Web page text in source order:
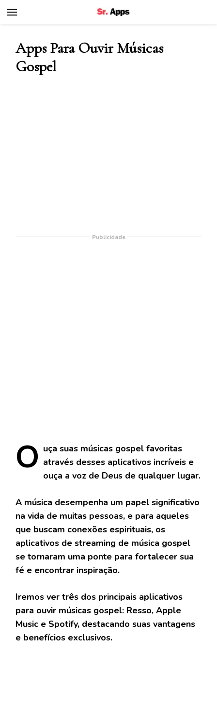
Apps Para Ouvir Músicas
Gospel
Publicidade
O uça suas músicas gospel favoritas
através desses aplicativos incríveis e
ouça a voz de Deus de qualquer lugar.
A música desempenha um papel significativo
na vida de muitas pessoas, e para aqueles
que buscam conexões espirituais, os
aplicativos de streaming de música gospel
se tornaram uma ponte para fortalecer sua
fé e encontrar inspiração.
Iremos ver três dos principais aplicativos
para ouvir músicas gospel: Resso, Apple
Music e Spotify, destacando suas vantagens
e benefícios exclusivos.